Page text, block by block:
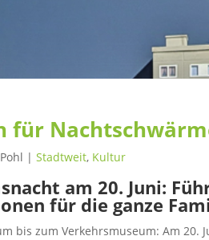
für
| Stadtweit, Kultur
am 20. Juni:
für die ganze
bis zum Verkehrsmuseum: Am 20.